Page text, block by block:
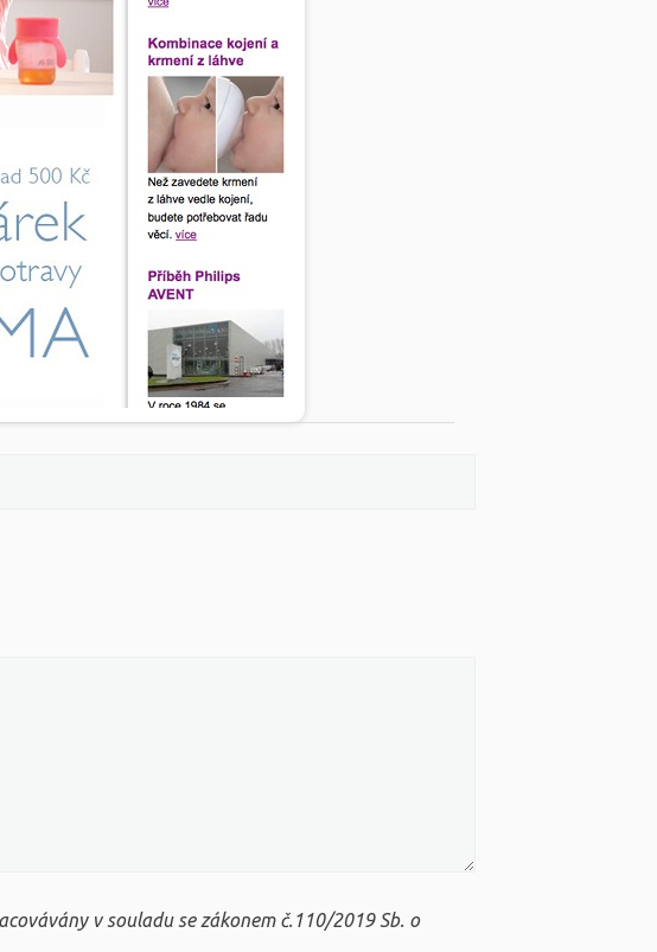
v souladu se zákonem č.110/2019 Sb. o